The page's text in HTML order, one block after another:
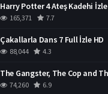
Harry Potter 4 Ateş Kadehi İzle
165,371 7.7
Çakallarla Dans 7 Full İzle HD
88,044 4.3
74,260 6.9